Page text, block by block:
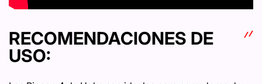
RECOMENDACIONES DE
USO: